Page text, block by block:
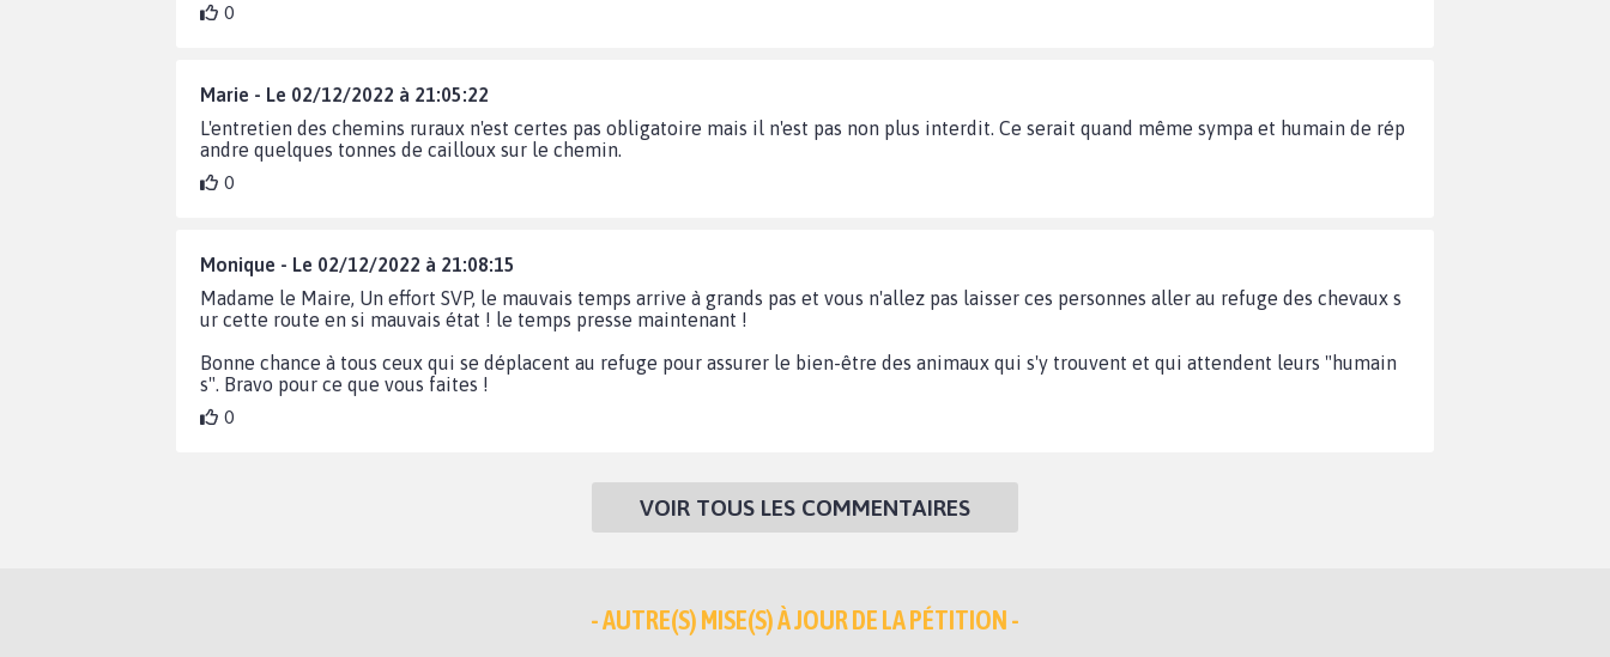
0
Marie - Le 02/12/2022 à 21:05:22
L'entretien des chemins ruraux n'est certes pas obligatoire mais il n'est pas non plus interdit. Ce serait quand même sympa et humain de rép
andre quelques tonnes de cailloux sur le chemin.
0
Monique - Le 02/12/2022 à 21:08:15
Madame le Maire, Un effort SVP, le mauvais temps arrive à grands pas et vous n'allez pas laisser ces personnes aller au refuge des chevaux s
ur cette route en si mauvais état ! le temps presse maintenant !
Bonne chance à tous ceux qui se déplacent au refuge pour assurer le bien-être des animaux qui s'y trouvent et qui attendent leurs "humain
s". Bravo pour ce que vous faites !
0
VOIR TOUS LES COMMENTAIRES
- AUTRE(S) MISE(S) À JOUR DE LA PÉTITION -